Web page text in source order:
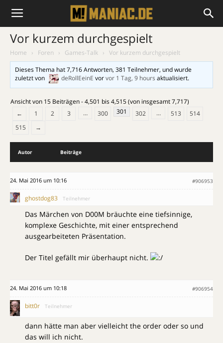
Vor kurzem durchgespielt
Home › Foren › Games-Talk › Vor kurzem durchgespielt
Dieses Thema hat 7,716 Antworten, 381 Teilnehmer, und wurde
zuletzt von
deRollEeinE vorvor 1 Tag, 9 hours aktualisiert.
Ansicht von 15 Beiträgen - 4,501 bis 4,515 (von insgesamt 7,717)
←
1 2 3 … 300 301 302 … 513
514
515
→
Autor Beiträge
24. Mai 2016 um 10:16 #906953
ghostdog83 Teilnehmer
Das Märchen von D00M bräuchte eine tiefsinnige,
komplexe Geschichte, mit einer entsprechend
ausgearbeiteten Präsentation.
Der Titel gefällt mir überhaupt nicht.
24. Mai 2016 um 10:18 #906954
bitt0r Teilnehmer
dann hätte man aber vielleicht the order oder so und
das will ich nicht.